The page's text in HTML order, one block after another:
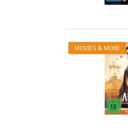
MOVIES & MORE